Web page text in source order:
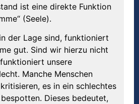
ist eine direkte Funktion
(Seele).
der Lage sind, funktioniert
gut. Sind wir hierzu nicht
unsere
Manche Menschen
es in ein schlechtes
Dieses bedeutet,